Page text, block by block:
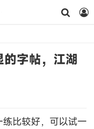
字帖，江湖
比较好，可以试一